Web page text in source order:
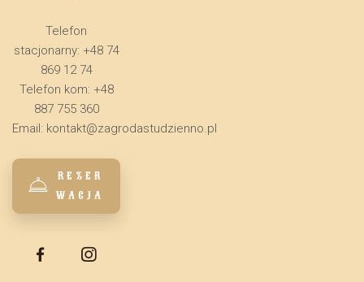
Telefon
stacjonarny: +48 74
869 12 74
Telefon kom: +48
887 755 360
Email: kontakt@zagrodastudzienno.pl
REZER
WACJA